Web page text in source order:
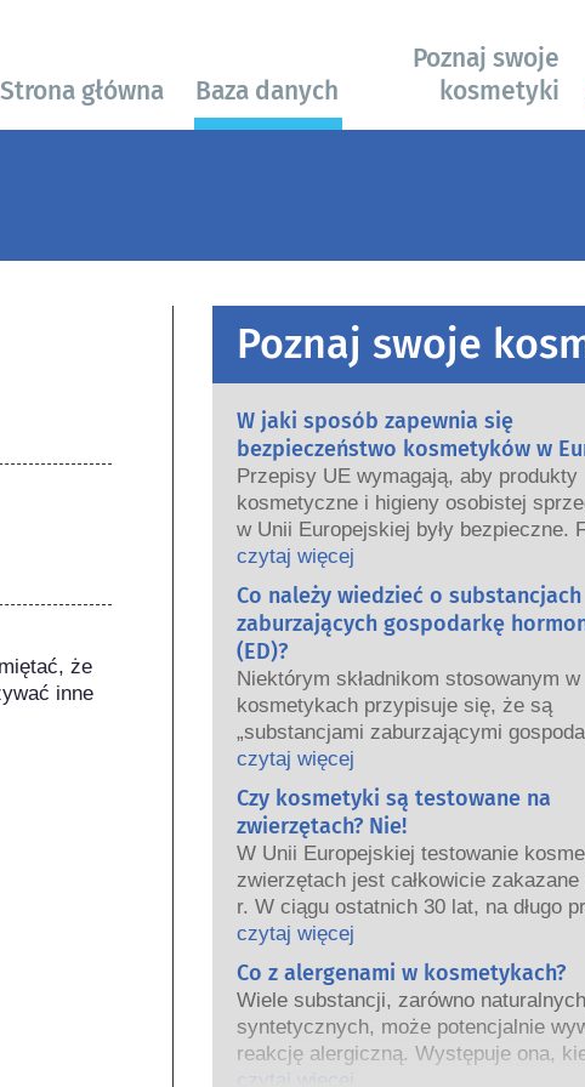
Strona główna Baza danych
Poznaj swoje
kosmetyki
że
inne
Poznaj swoje
W jaki sposób zapewnia się
bezpieczeństwo kosmetyków w
Przepisy UE wymagają, aby produkty
kosmetyczne i higieny osobistej
w Unii Europejskiej były bezpieczne.
oraz krajowe i europejskie organy
wspólnie ponoszą odpowiedzialność za
bezpieczeństwo produktów
czytaj więcej
Co należy wiedzieć o substancjach
zaburzających gospodarkę
(ED)?
Niektórym składnikom stosowanym w
kosmetykach przypisuje się, że są
„substancjami zaburzającymi
hormonalną”, ponieważ mogą
niektóre właściwości naszych
Tylko dlatego, że coś może
hormon, nie oznacza to, że zakłóci
funkcjonowanie układu hormonalnego.
Wiele substancji, w tym te naturalne,
hormony. Bardzo niewiele substancji
są to głównie leki o silnym działaniu,
potwierdzone działanie powodujące
układu hormonalnego.
Rygorystyczne oceny bezpieczeństwa
produktów przeprowadzane przez
wykwalifikowanych ekspertów
czytaj więcej
Czy kosmetyki są testowane na
zwierzętach? Nie!
W Unii Europejskiej testowanie
zwierzętach jest całkowicie zakazane
r. W ciągu ostatnich 30 lat, na długo
wprowadzeniem zakazu, przemysł
kosmetyczny inwestował w badania i
tak aby stworzyć pionierskie
testowania na zwierzętach w celu
bezpieczeństwa składników i
kosmetycznych.
czytaj więcej
Co z alergenami w kosmetykach?
Wiele substancji, zarówno
syntetycznych, może potencjalnie
reakcję alergiczną. Występuje ona,
odpornościowy danej osoby zareaguje
czytaj więcej